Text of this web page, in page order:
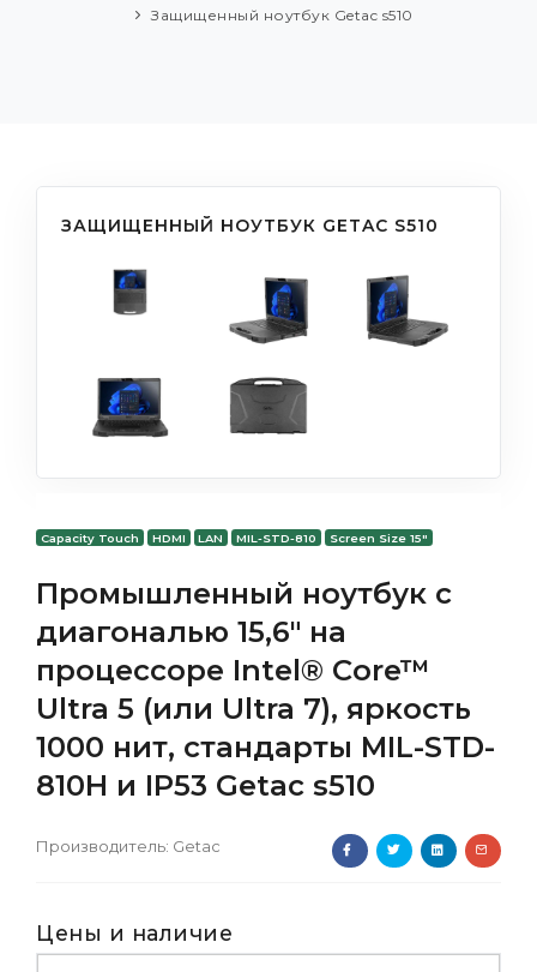
Защищенный ноутбук Getac s510
ЗАЩИЩЕННЫЙ НОУТБУК GETAC S510
Capacity Touch HDMI LAN MIL-STD-810 Screen Size 15"
Промышленный ноутбук с
диагональю 15,6" на
процессоре Intel® Core™
Ultra 5 (или Ultra 7), яркость
1000 нит, стандарты MIL-STD-
810H и IP53 Getac s510
Производитель: Getac
Цены и наличие